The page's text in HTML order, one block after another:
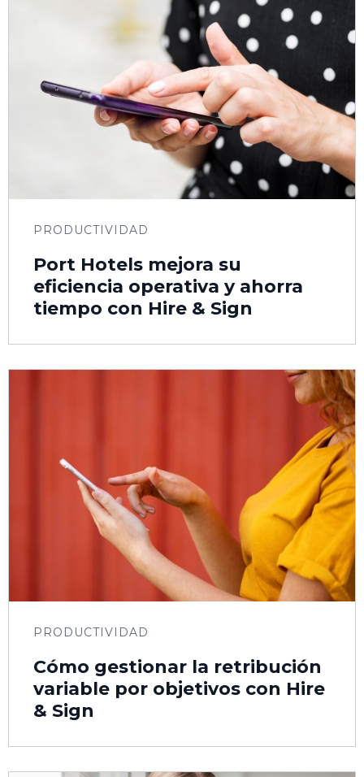
PRODUCTIVIDAD
Port Hotels mejora su
eficiencia operativa y ahorra
tiempo con Hire & Sign
PRODUCTIVIDAD
Cómo gestionar la retribución
variable por objetivos con Hire
& Sign